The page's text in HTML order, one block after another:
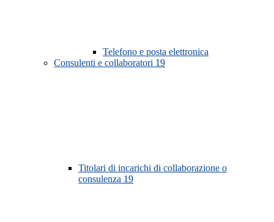
Telefono e posta elettronica
Consulenti e collaboratori 19
Titolari di incarichi di collaborazione o
consulenza 19